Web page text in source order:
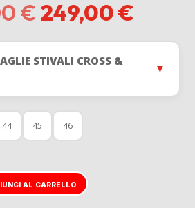
€ Il
prezzo
originale
era:
249,00€
STIVALI CROSS &
▼
44 45 46
al carrello